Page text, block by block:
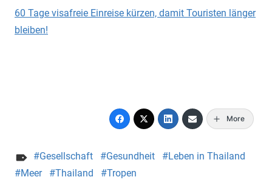
60 Tage visafreie Einreise kürzen, damit Touristen länger
bleiben!
More
Gesellschaft Gesundheit
Leben in Thailand
Meer
Thailand Tropen